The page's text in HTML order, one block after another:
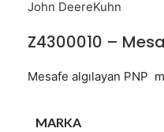
John DeereKuhn
Z4300010 –
Mesafe algılayan PNP
MARKA